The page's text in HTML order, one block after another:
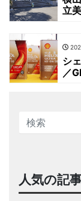
立
シ
／
人気の記